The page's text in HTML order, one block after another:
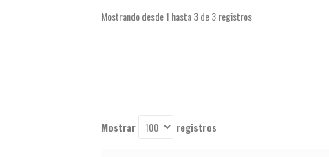
Mostrando desde 1 hasta 3 de 3 registros
Mostrar registros